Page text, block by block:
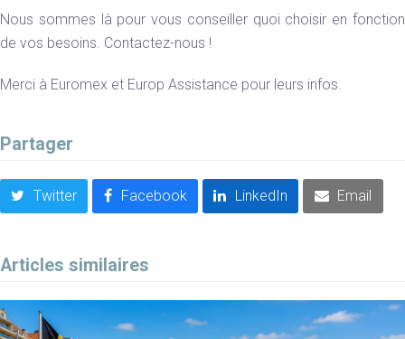
Nous sommes là pour vous conseiller quoi choisir en fonction
de vos besoins. Contactez-nous !
Merci à Euromex et Europ Assistance pour leurs infos.
Partager
Twitter Facebook LinkedIn Email
Articles similaires